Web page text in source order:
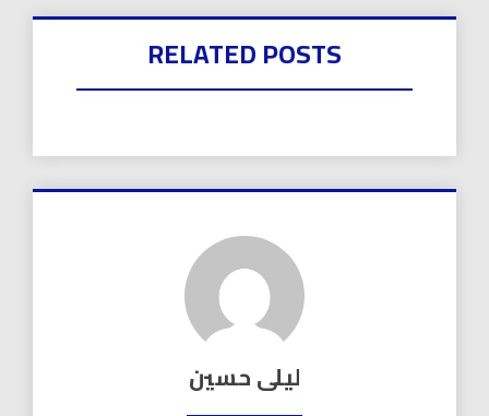
RELATED POSTS
ليلى حسين